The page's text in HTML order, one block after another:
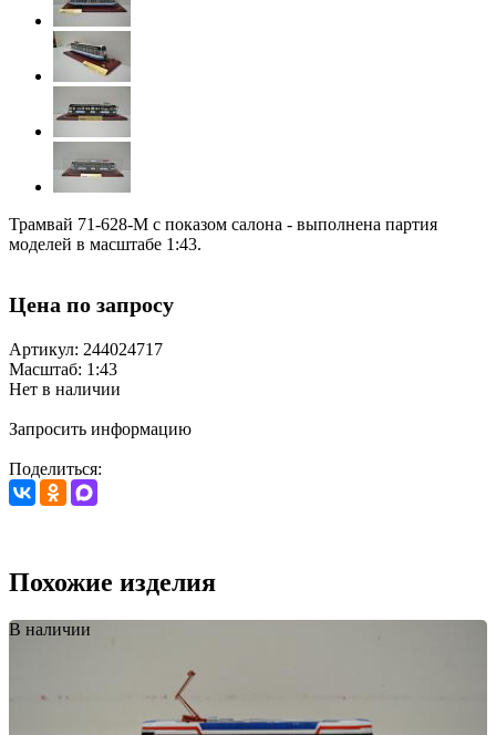
Трамвай 71-628-М с показом салона - выполнена партия
моделей в масштабе 1:43.
Цена по запросу
Артикул: 244024717
Масштаб: 1:43
Нет в наличии
Запросить информацию
Поделиться:
Похожие изделия
В наличии